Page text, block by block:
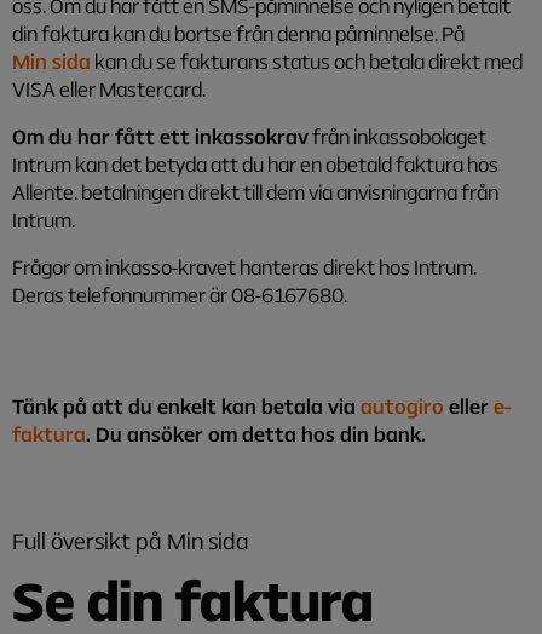
oss. Om du har fått en SMS-påminnelse och nyligen betalt
din faktura kan du bortse från denna påminnelse. På
Min sida kan du se fakturans status och betala direkt med
VISA eller Mastercard.
Om du har fått ett inkassokravfrån inkassobolaget
Intrum kan det betyda att du har en obetald faktura hos
Allente. betalningen direkt till dem via anvisningarna från
Intrum.
Frågor om inkasso-kravet hanteras direkt hos Intrum.
Deras telefonnummer är 08-6167680.
Tänk på att du enkelt kan betala via autogiro ellere-
faktura. Du ansöker om detta hos din bank.
Full översikt på Min sida
Se din faktura